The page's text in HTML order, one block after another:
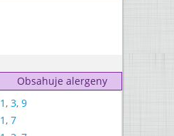
Obsahuje alergeny
1, 3, 9
1, 7